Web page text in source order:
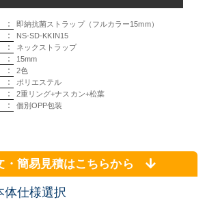
: 即納抗菌ストラップ（フルカラー15mm）
: NS-SD-KKIN15
: ネックストラップ
: 15mm
: 2色
: ポリエステル
: 2重リング+ナスカン+松葉
: 個別OPP包装
簡易見積はこちらから
体仕様選択